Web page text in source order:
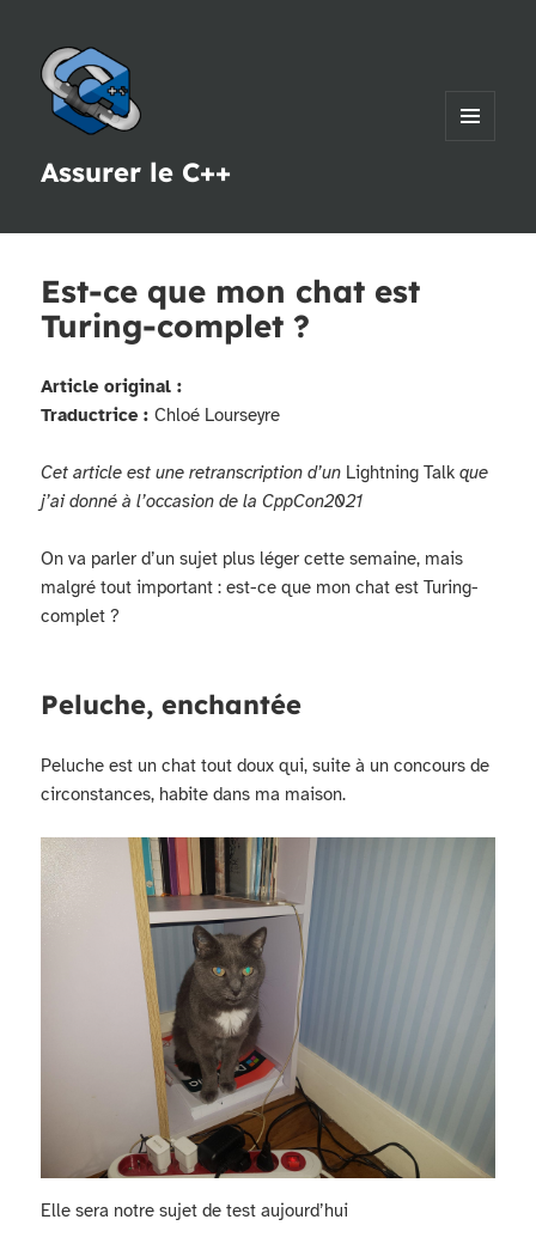
Assurer le C++
Est-ce que mon chat est
Turing-complet ?
Article original :
Traductrice :Chloé Lourseyre
Cet article est une retranscription d’un Lightning Talk que
j’ai donné à l’occasion de la CppCon2021
On va parler d’un sujet plus léger cette semaine, mais
malgré tout important : est-ce que mon chat est Turing-
complet ?
Peluche, enchantée
Peluche est un chat tout doux qui, suite à un concours de
circonstances, habite dans ma maison.
Elle sera notre sujet de test aujourd’hui